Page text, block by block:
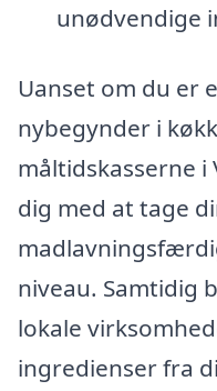
unødvendige
Uanset om du er
nybegynder i
måltidskasserne
dig med at tage
niveau. Samtidig
lokale
ingredienser fra